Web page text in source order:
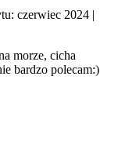
czerwiec 2024 |
morze, cicha
bardzo polecam:)